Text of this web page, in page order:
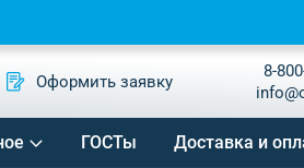
Оформить заявку
8-
ГОСТы Доставка и